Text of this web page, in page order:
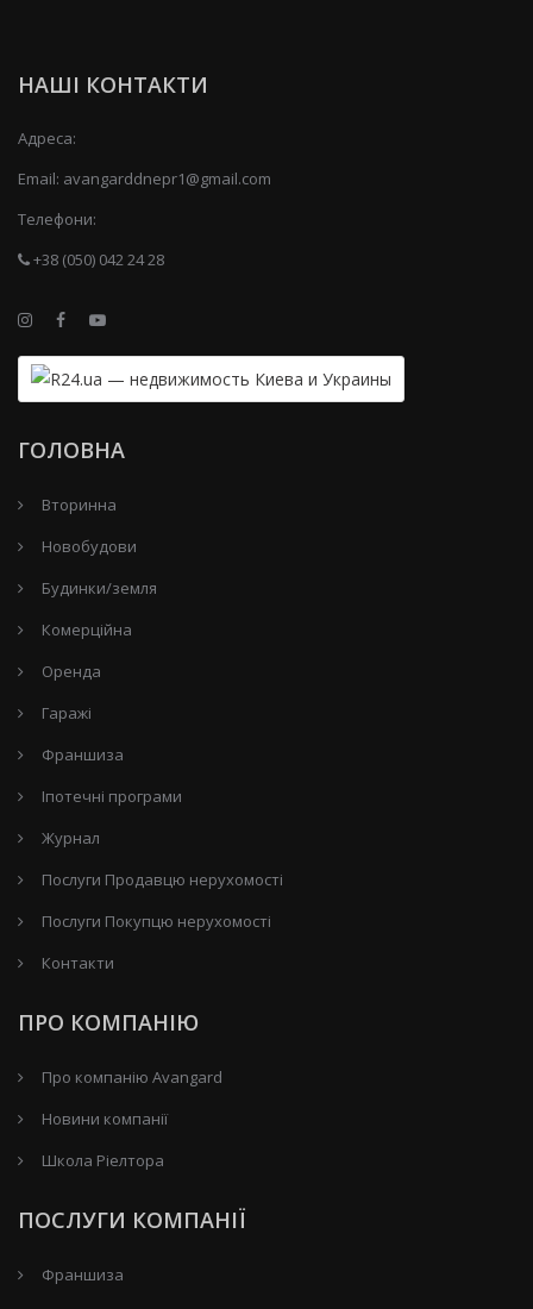
НАШІ КОНТАКТИ
Адреса:
Email: avangarddnepr1@gmail.com
Телефони:
+38 (050) 042 24 28
ГОЛОВНА
Вторинна
Новобудови
Будинки/земля
Комерційна
Оренда
Гаражі
Франшиза
Іпотечні програми
Журнал
Послуги Продавцю нерухомості
Послуги Покупцю нерухомості
Контакти
ПРО КОМПАНІЮ
Про компанію Avangard
Новини компанії
Школа Ріелтора
ПОСЛУГИ КОМПАНІЇ
Франшиза